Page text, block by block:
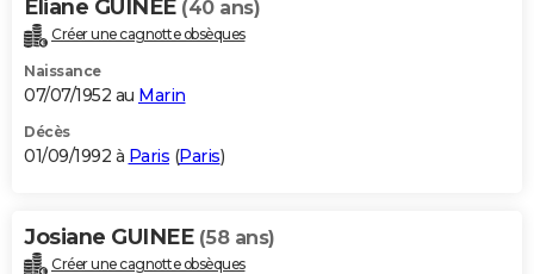
Eliane GUINEE (40 ans)
Créer une cagnotte obsèques
Naissance
07/07/1952 au Marin
Décès
01/09/1992 à Paris (Paris)
Josiane GUINEE (58 ans)
Créer une cagnotte obsèques